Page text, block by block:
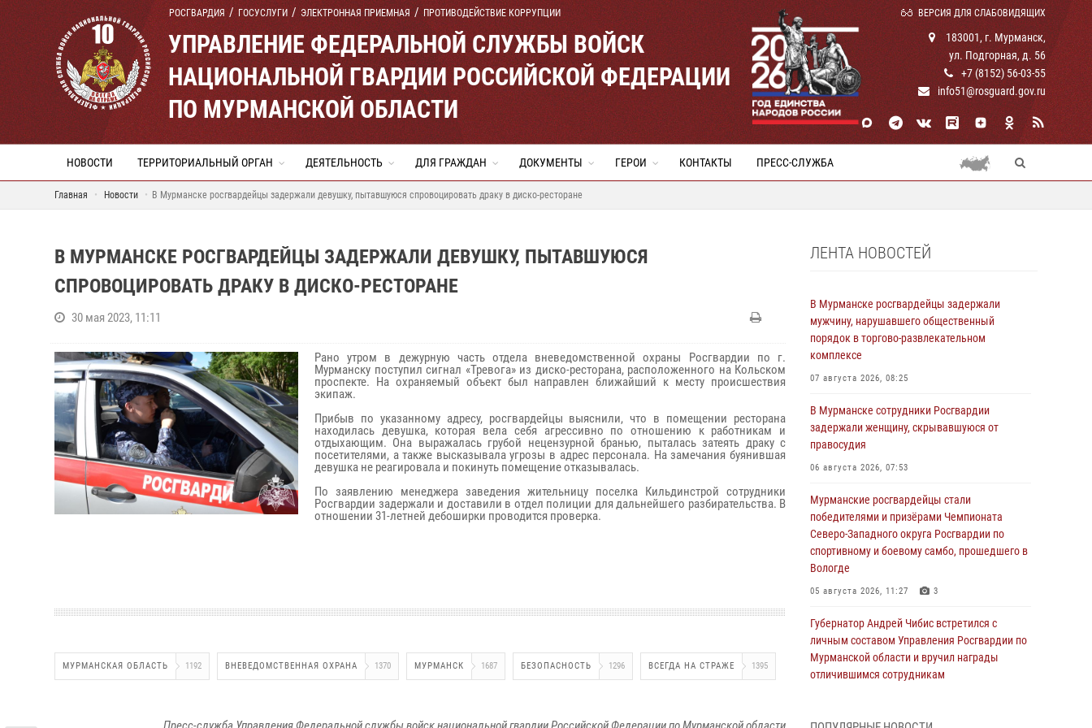
РОСГВАРДИЯ ГОСУСЛУГИ ЭЛЕКТРОННАЯ ПРИЕМНАЯ ПРОТИВОДЕЙСТВИЕ КОРРУПЦИИ ВЕРСИЯ ДЛЯ СЛАБОВИДЯЩИХ
УПРАВЛЕНИЕ ФЕДЕРАЛЬНОЙ СЛУЖБЫ ВОЙСК
НАЦИОНАЛЬНОЙ ГВАРДИИ РОССИЙСКОЙ ФЕДЕРАЦИИ
ПО МУРМАНСКОЙ ОБЛАСТИ
183001, г. Мурманск,
ул. Подгорная, д. 56
+7 (8152) 56-03-55
info51@rosguard.gov.ru
НОВОСТИ ТЕРРИТОРИАЛЬНЫЙ ОРГАН ДЕЯТЕЛЬНОСТЬ ДЛЯ ГРАЖДАН ДОКУМЕНТЫ ГЕРОИ КОНТАКТЫ ПРЕСС-СЛУЖБА
Главная Новости В Мурманске росгвардейцы задержали девушку, пытавшуюся спровоцировать драку в диско-ресторане
В МУРМАНСКЕ РОСГВАРДЕЙЦЫ ЗАДЕРЖАЛИ ДЕВУШКУ, ПЫТАВШУЮСЯ
СПРОВОЦИРОВАТЬ ДРАКУ В ДИСКО-РЕСТОРАНЕ
30 мая 2023, 11:11
Рано утром в дежурную часть отдела вневедомственной охраны Росгвардии по г.
Мурманску поступил сигнал «Тревога» из диско-ресторана, расположенного на Кольском
проспекте. На охраняемый объект был направлен ближайший к месту происшествия
экипаж.
Прибыв по указанному адресу, росгвардейцы выяснили, что в помещении ресторана
находилась девушка, которая вела себя агрессивно по отношению к работникам и
отдыхающим. Она выражалась грубой нецензурной бранью, пыталась затеять драку с
посетителями, а также высказывала угрозы в адрес персонала. На замечания буянившая
девушка не реагировала и покинуть помещение отказывалась.
По заявлению менеджера заведения жительницу поселка Кильдинстрой сотрудники
Росгвардии задержали и доставили в отдел полиции для дальнейшего разбирательства. В
отношении 31-летней дебоширки проводится проверка.
МУРМАНСКАЯ ОБЛАСТЬ 1192 ВНЕВЕДОМСТВЕННАЯ ОХРАНА 1370 МУРМАНСК 1687 БЕЗОПАСНОСТЬ 1296 ВСЕГДА НА СТРАЖЕ 1395
ЛЕНТА НОВОСТЕЙ
В Мурманске росгвардейцы задержали
мужчину, нарушавшего общественный
порядок в торгово-развлекательном
комплексе
07 августа 2026, 08:25
В Мурманске сотрудники Росгвардии
задержали женщину, скрывавшуюся от
правосудия
06 августа 2026, 07:53
Мурманские росгвардейцы стали
победителями и призёрами Чемпионата
Северо-Западного округа Росгвардии по
спортивному и боевому самбо, прошедшего в
Вологде
05 августа 2026, 11:27 3
Губернатор Андрей Чибис встретился с
личным составом Управления Росгвардии по
Мурманской области и вручил награды
отличившимся сотрудникам